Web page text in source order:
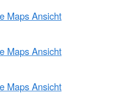
Maps Ansicht
Maps Ansicht
Maps Ansicht